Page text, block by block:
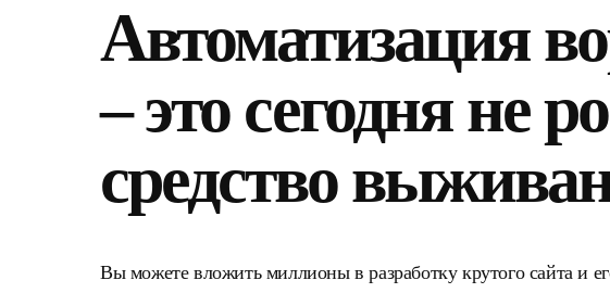
Автоматизация
– это сегодня не
средство
Вы можете вложить миллионы в разработку крутого сайта и